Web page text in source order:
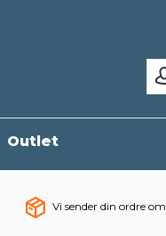
Outlet
Vi sender din ordre om